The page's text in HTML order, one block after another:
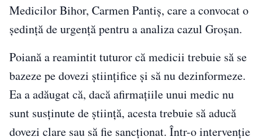
Medicilor Bihor, Carmen Pantiș, care a convocat o
ședință de urgență pentru a analiza cazul Groșan.
Poiană a reamintit tuturor că medicii trebuie să se
bazeze pe dovezi științifice și să nu dezinformeze.
Ea a adăugat că, dacă afirmațiile unui medic nu
sunt susținute de știință, acesta trebuie să aducă
dovezi clare sau să fie sancționat. Într-o intervenție